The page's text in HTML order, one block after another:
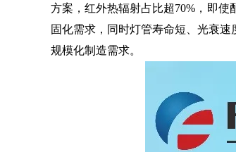
方案，红外热辐射占比超70%，即
固化需求，同时灯管寿命短、光衰
规模化制造需求。